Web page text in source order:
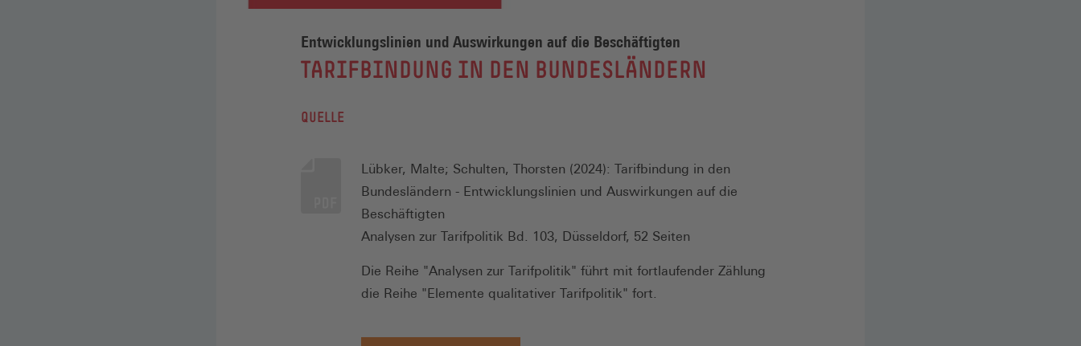
Entwicklungslinien und Auswirkungen auf die Beschäftigten
:
TARIFBINDUNG IN DEN BUNDESLÄNDERN
QUELLE
Lübker, Malte; Schulten, Thorsten (2024): Tarifbindung in den
Bundesländern - Entwicklungslinien und Auswirkungen auf die
Beschäftigten
Analysen zur Tarifpolitik Bd. 103, Düsseldorf, 52 Seiten
Die Reihe "Analysen zur Tarifpolitik" führt mit fortlaufender Zählung
die Reihe "Elemente qualitativer Tarifpolitik" fort.